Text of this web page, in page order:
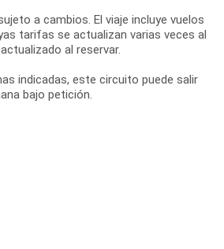
a cambios. El viaje incluye vuelos
tarifas se actualizan varias veces al
al reservar.
indicadas, este circuito puede salir
bajo petición.